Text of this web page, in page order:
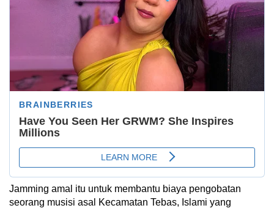
Jamming amal itu untuk membantu biaya pengobatan
seorang musisi asal Kecamatan Tebas, Islami yang